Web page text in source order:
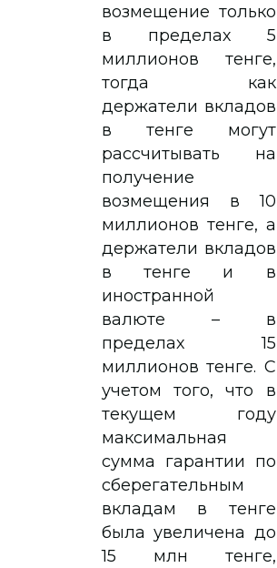
возмещение только
в пределах 5
миллионов тенге,
тогда как
держатели вкладов
в тенге могут
рассчитывать на
получение
возмещения в 10
миллионов тенге, а
держатели вкладов
в тенге и в
иностранной
валюте – в
пределах 15
миллионов тенге. С
учетом того, что в
текущем году
максимальная
сумма гарантии по
сберегательным
вкладам в тенге
была увеличена до
15 млн тенге,